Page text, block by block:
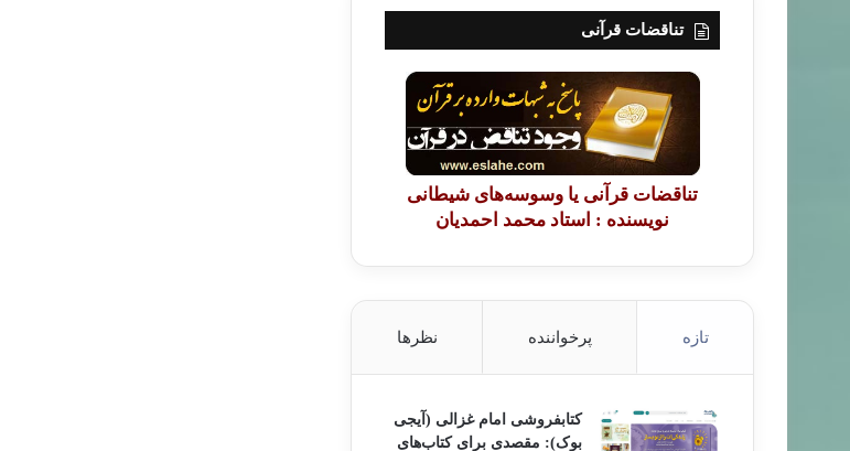
تناقضات قرآنی
تناقضات قرآنی یا وسوسه‌های شیطانی
نویسنده : استاد محمد احمدیان
تازه پرخواننده نظرها
کتابفروشی امام غزالی (آیجی
بوک): مقصدی برای کتاب‌های